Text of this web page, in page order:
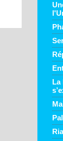
La